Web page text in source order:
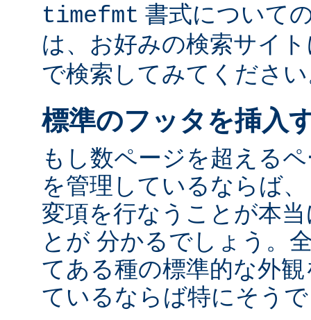
timefmt 書式について
は、お好みの検索サイ
で検索してみてくださ
標準のフッタを挿入
もし数ページを超える
を管理しているならば
変項を行なうことが本
とが 分かるでしょう。
てある種の標準的な外
ているならば特にそう